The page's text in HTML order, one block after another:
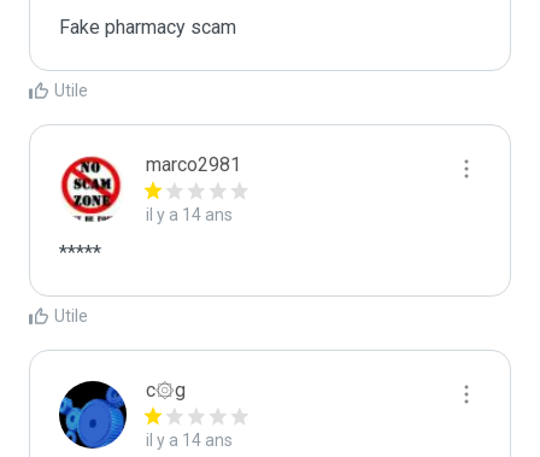
Fake pharmacy scam
Utile
marco2981
il y a 14 ans
*****
Utile
c۞g
il y a 14 ans